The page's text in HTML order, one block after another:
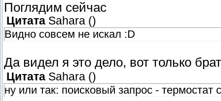
Поглядим сейчас
Цитата Sahara ()
Видно совсем не искал :D
Да видел я это дело, вот только
Цитата Sahara ()
ну или так: поисковый запрос - термостат